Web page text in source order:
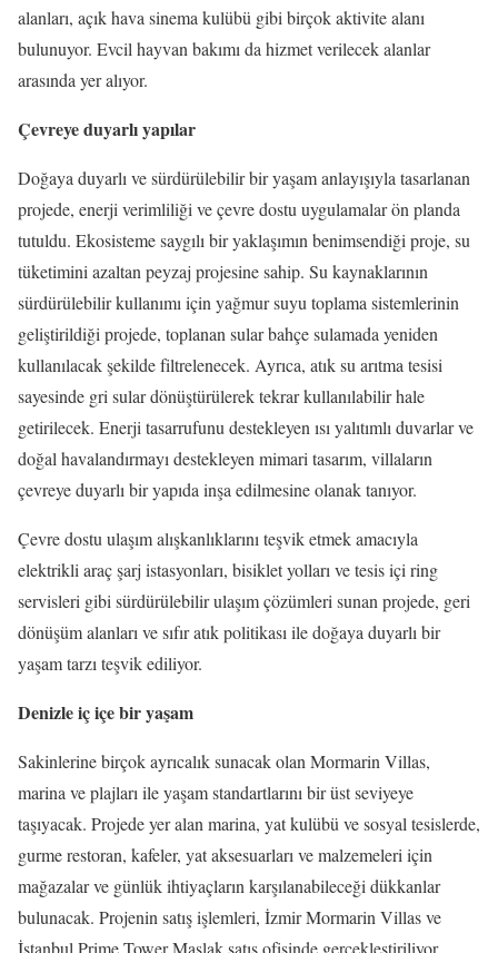
alanları, açık hava sinema kulübü gibi birçok aktivite alanı
bulunuyor. Evcil hayvan bakımı da hizmet verilecek alanlar
arasında yer alıyor.
Çevreye duyarlı yapılar
Doğaya duyarlı ve sürdürülebilir bir yaşam anlayışıyla tasarlanan
projede, enerji verimliliği ve çevre dostu uygulamalar ön planda
tutuldu. Ekosisteme saygılı bir yaklaşımın benimsendiği proje, su
tüketimini azaltan peyzaj projesine sahip. Su kaynaklarının
sürdürülebilir kullanımı için yağmur suyu toplama sistemlerinin
geliştirildiği projede, toplanan sular bahçe sulamada yeniden
kullanılacak şekilde filtrelenecek. Ayrıca, atık su arıtma tesisi
sayesinde gri sular dönüştürülerek tekrar kullanılabilir hale
getirilecek. Enerji tasarrufunu destekleyen ısı yalıtımlı duvarlar ve
doğal havalandırmayı destekleyen mimari tasarım, villaların
çevreye duyarlı bir yapıda inşa edilmesine olanak tanıyor.
Çevre dostu ulaşım alışkanlıklarını teşvik etmek amacıyla
elektrikli araç şarj istasyonları, bisiklet yolları ve tesis içi ring
servisleri gibi sürdürülebilir ulaşım çözümleri sunan projede, geri
dönüşüm alanları ve sıfır atık politikası ile doğaya duyarlı bir
yaşam tarzı teşvik ediliyor.
Denizle iç içe bir yaşam
Sakinlerine birçok ayrıcalık sunacak olan Mormarin Villas,
marina ve plajları ile yaşam standartlarını bir üst seviyeye
taşıyacak. Projede yer alan marina, yat kulübü ve sosyal tesislerde,
gurme restoran, kafeler, yat aksesuarları ve malzemeleri için
mağazalar ve günlük ihtiyaçların karşılanabileceği dükkanlar
bulunacak. Projenin satış işlemleri, İzmir Mormarin Villas ve